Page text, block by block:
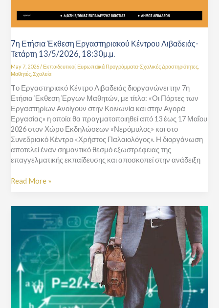
7η Ετήσια Έκθεση Εργαστηριακού Κέντρου Λιβαδειάς-
Τετάρτη 13/5/2026, 18:30μ.μ.
May 7, 2026/ Εκπαιδευτικοί, Ευρωπαϊκά Προγράμματα-Σχολικές Δραστηριότητες
Μαθητές ,Σχολεία
Tο Εργαστηριακό Κέντρο Λιβαδειάς διοργανώνει την 7η
Ετήσια Έκθεση Έργων Μαθητών, με τίτλο: «Οι Πόρτες των
Εργαστηρίων Ανοίγουν στην Κοινωνία και στην Αγορά
Εργασίας» η οποία θα πραγματοποιηθεί από 13 έως 17 Μαΐου
2026 στον Χώρο Εκδηλώσεων «Νερόμυλος» και στο
Συνεδριακό Κέντρο «Χρήστος Παλαιολόγος». Η διοργάνωση
αποτελεί έναν σημαντικό θεσμό εξωστρέφειας της
επαγγελματικής εκπαίδευσης και αποσκοπεί στην ανάδειξη
Read More »
εκπαιδευτικών
για
άρση
υπεραριθμίας
(Πράξη
ΠΥΣΔΕ
05/06-